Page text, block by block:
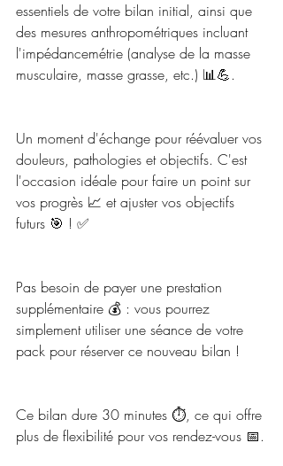
essentiels de votre bilan initial, ainsi que
des mesures anthropométriques incluant
l'impédancemétrie (analyse de la masse
musculaire, masse grasse, etc.) 📊💪.
Un moment d'échange pour réévaluer vos
douleurs, pathologies et objectifs. C'est
l'occasion idéale pour faire un point sur
vos progrès 📈 et ajuster vos objectifs
futurs 🎯 ! ✅
Pas besoin de payer une prestation
supplémentaire 💰 : vous pourrez
simplement utiliser une séance de votre
pack pour réserver ce nouveau bilan !
Ce bilan dure 30 minutes ⏱, ce qui offre
plus de flexibilité pour vos rendez-vous 📅.